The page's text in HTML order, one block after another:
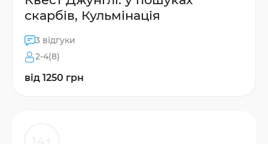
скарбів, Кульмінація
3 відгуки
2-4(8)
від 1250 грн